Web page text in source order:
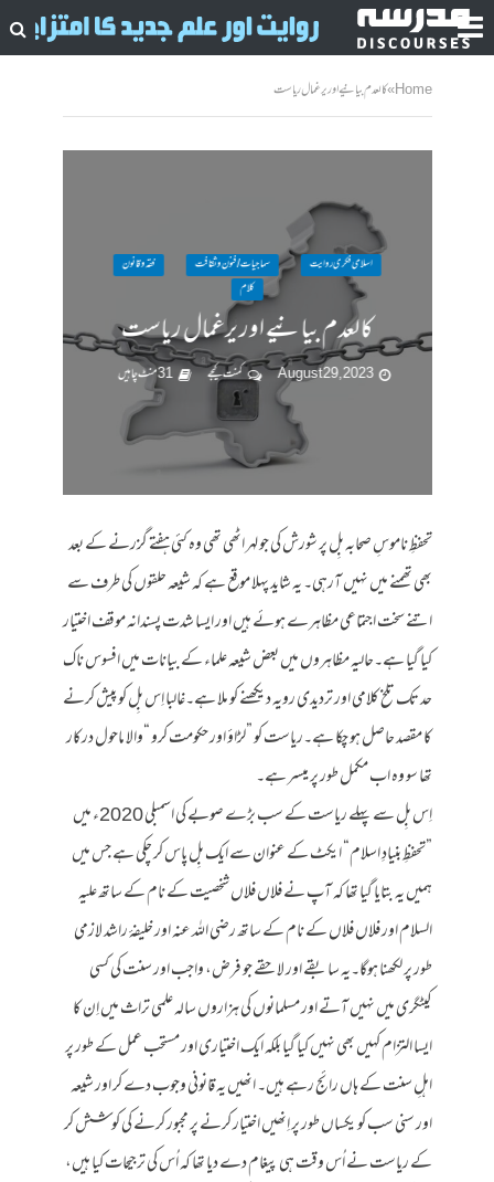
Home
»کالعدم بیانیے اور یرغمال ریاست
اسلامی فکری روایت سماجیات / فنون وثقافت
فقہ وقانون
کلام
کالعدم بیانیے اور یرغمال ریاست
August 29, 2023 کمنت کیجے 31 منٹ چاہیں
تحفظِ ناموسِ صحابہ بِل پر شورش کی جو لہر اٹھی تھی وہ کئی ہفتے گزرنے کے بعد
بھی تھمنے میں نہیں آرہی۔ یہ شاید پہلا موقع ہے کہ شیعہ حلقوں کی طرف سے
اتنے سخت اجتماعی مظاہرے ہوئے ہیں اور ایسا شدت پسندانہ موقف اختیار
کیا گیا ہے۔حالیہ مظاہروں میں بعض شیعہ علماء کے بیانات میں افسوس ناک
حد تک تلخ کلامی اور تردیدی رویہ دیکھنے کو ملا ہے۔غالبا اِس بِل کو پیش کرنے
کا مقصد حاصل ہو چکا ہے۔ریاست کو ”لڑاؤ اور حکومت کرو “والا ماحول درکار
تھا سو وہ اب مکمل طور پر میسر ہے۔
اِس بِل سے پہلے ریاست کے سب بڑے صوبے کی اسمبلی 2020ء میں
”تحفظِ بنیادِ اسلام“ ایکٹ کے عنوان سے ایک بِل پاس کر چکی ہے جس میں
ہمیں یہ بتایا گیا تھا کہ آپ نے فلاں فلاں شخصیت کے نام کے ساتھ علیہ
السلام اور فلاں فلاں کے نام کے ساتھ رضی اللہ عنہ اور خلیفۂ راشد لازمی
طور پر لکھنا ہوگا۔یہ سابقے اور لاحقے جو فرض، واجب اور سنت کی کسی
کیٹگری میں نہیں آتے اور مسلمانوں کی ہزاروں سالہ علمی تراث میں اِن کا
ایسا التزام کہیں بھی نہیں کیا گیا بلکہ ایک اختیاری اور مستحب عمل کے طور پر
اہلِ سنت کے ہاں رائج رہے ہیں۔ انھیں یہ قانونی وجوب دے کر اور شیعہ
اور سنی سب کو یکساں طور پر اِنھیں اختیار کرنے پر مجبور کرنے کی کوشش کر
کے ریاست نے اُس وقت ہی پیغام دے دیا تھا کہ اُس کی ترجیحات کیا ہیں،